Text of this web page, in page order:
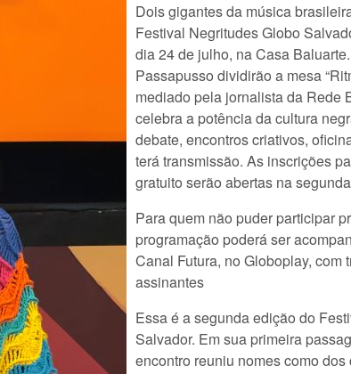
Dois gigantes da música
Festival Negritudes Globo
dia 24 de julho, na Casa
Passapusso dividirão a mesa
mediado pela jornalista da Rede
celebra a potência da cultura
debate, encontros criativos,
terá transmissão. As inscrições
gratuito serão abertas na
Para quem não puder participar
programação poderá ser
Canal Futura, no Globoplay, com
assinantes
Essa é a segunda edição do
Salvador. Em sua primeira
encontro reuniu nomes como